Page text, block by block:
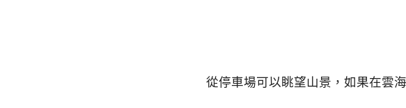
從停車場可以眺望山景，如果在雲